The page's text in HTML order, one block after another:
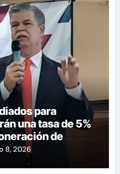
para
una tasa de 5%
de
8, 2026